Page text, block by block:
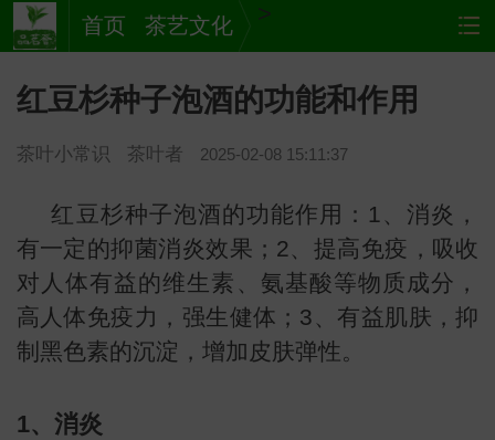
茶
首页 >
茶艺文化
网站
红豆杉种子泡酒的功能和作用
茶叶小常识 茶叶者 2025-02-08 15:11:37
红豆杉种子泡酒的功能作用：1、消炎，
有一定的抑菌消炎效果；2、提高免疫，吸收
对人体有益的维生素、氨基酸等物质成分，
高人体免疫力，强生健体；3、有益肌肤，抑
制黑色素的沉淀，增加皮肤弹性。
1、消炎